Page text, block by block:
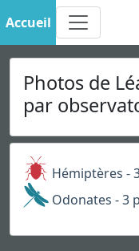
Accueil
Photos de
par
Hémiptères -
Odonates - 3